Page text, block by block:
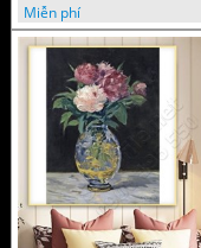
Miễn phí